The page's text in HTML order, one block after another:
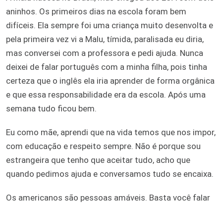
aninhos. Os primeiros dias na escola foram bem
difíceis. Ela sempre foi uma criança muito desenvolta e
pela primeira vez vi a Malu, tímida, paralisada eu diria,
mas conversei com a professora e pedi ajuda. Nunca
deixei de falar português com a minha filha, pois tinha
certeza que o inglês ela iria aprender de forma orgânica
e que essa responsabilidade era da escola. Após uma
semana tudo ficou bem.
Eu como mãe, aprendi que na vida temos que nos impor,
com educação e respeito sempre. Não é porque sou
estrangeira que tenho que aceitar tudo, acho que
quando pedimos ajuda e conversamos tudo se encaixa.
Os americanos são pessoas amáveis. Basta você falar